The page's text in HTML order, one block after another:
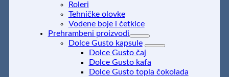
Roleri
Tehničke olovke
Vodene boje i četkice
Prehrambeni proizvodi
Dolce Gusto kapsule
Dolce Gusto čaj
Dolce Gusto kafa
Dolce Gusto topla čokolada